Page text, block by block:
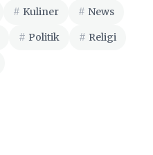
Kuliner News
Politik Religi